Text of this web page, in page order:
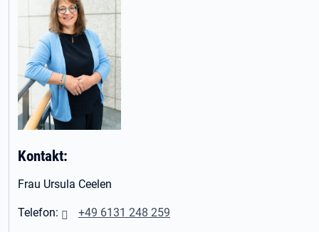
Kontakt:
Frau Ursula Ceelen
Telefon: +49 6131 248 259